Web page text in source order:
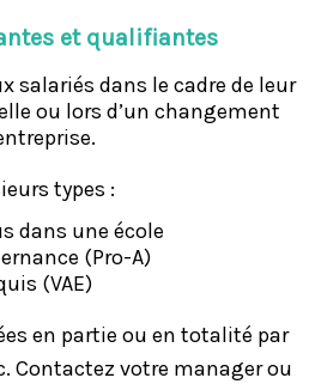
et qualifiantes
salariés dans le cadre de leur
ou lors d’un changement
types :
dans une école
(Pro-A)
(VAE)
en partie ou en totalité par
Contactez votre manager ou